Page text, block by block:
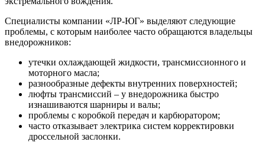
Специалисты компании «ЛР-ЮГ» выделяют следующие
проблемы, с которым наиболее часто обращаются владельцы
внедорожников:
утечки охлаждающей жидкости, трансмиссионного и
моторного масла;
разнообразные дефекты внутренних поверхностей;
люфты трансмиссий – у внедорожника быстро
изнашиваются шарниры и валы;
проблемы с коробкой передач и карбюратором;
часто отказывает электрика систем корректировки
дроссельной заслонки.